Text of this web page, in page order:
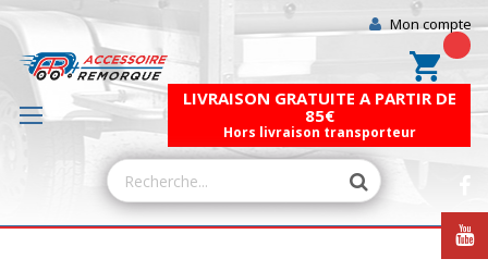
Mon compte
Mon
LIVRAISON GRATUITE A PARTIR DE
85€
Hors livraison transporteur